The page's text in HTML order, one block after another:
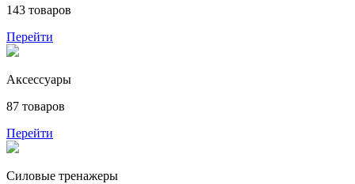
143 товаров
Перейти
Аксессуары
87 товаров
Перейти
Силовые тренажеры